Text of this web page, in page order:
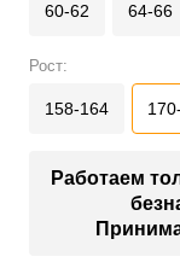
60-62 64-66
Рост:
158-164
Работаем